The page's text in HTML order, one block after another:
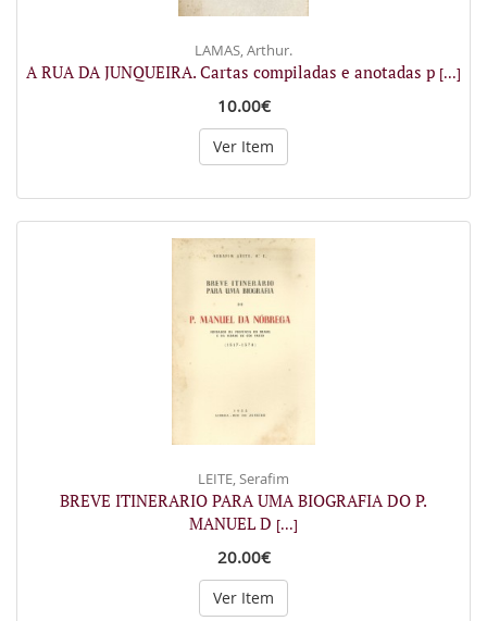
LAMAS, Arthur.
A RUA DA JUNQUEIRA. Cartas compiladas e anotadas p [...]
10.00€
Ver Item
LEITE, Serafim
BREVE ITINERARIO PARA UMA BIOGRAFIA DO P.
MANUEL D [...]
20.00€
Ver Item